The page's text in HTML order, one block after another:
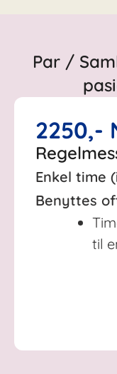
Par /
2250,-
Enkel time
Benyttes
til